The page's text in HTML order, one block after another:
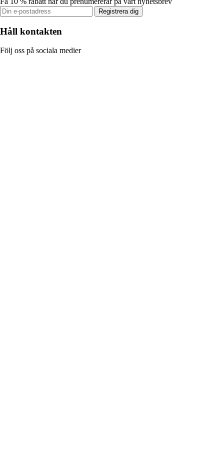
Registrera dig
Håll kontakten
Följ oss på sociala medier